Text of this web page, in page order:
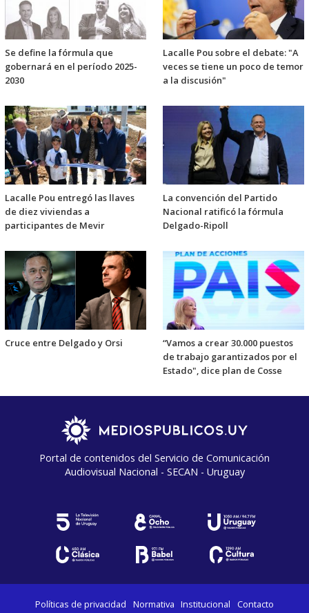
Se define la fórmula que
gobernará en el período 2025-
2030
Lacalle Pou sobre el debate: "A
veces se tiene un poco de temor
a la discusión"
Lacalle Pou entregó las llaves
de diez viviendas a
participantes de Mevir
La convención del Partido
Nacional ratificó la fórmula
Delgado-Ripoll
Cruce entre Delgado y Orsi
“Vamos a crear 30.000 puestos
de trabajo garantizados por el
Estado", dice plan de Cosse
Portal de contenidos del Servicio de Comunicación
Audiovisual Nacional - SECAN - Uruguay
Políticas de privacidad Normativa Institucional Contacto